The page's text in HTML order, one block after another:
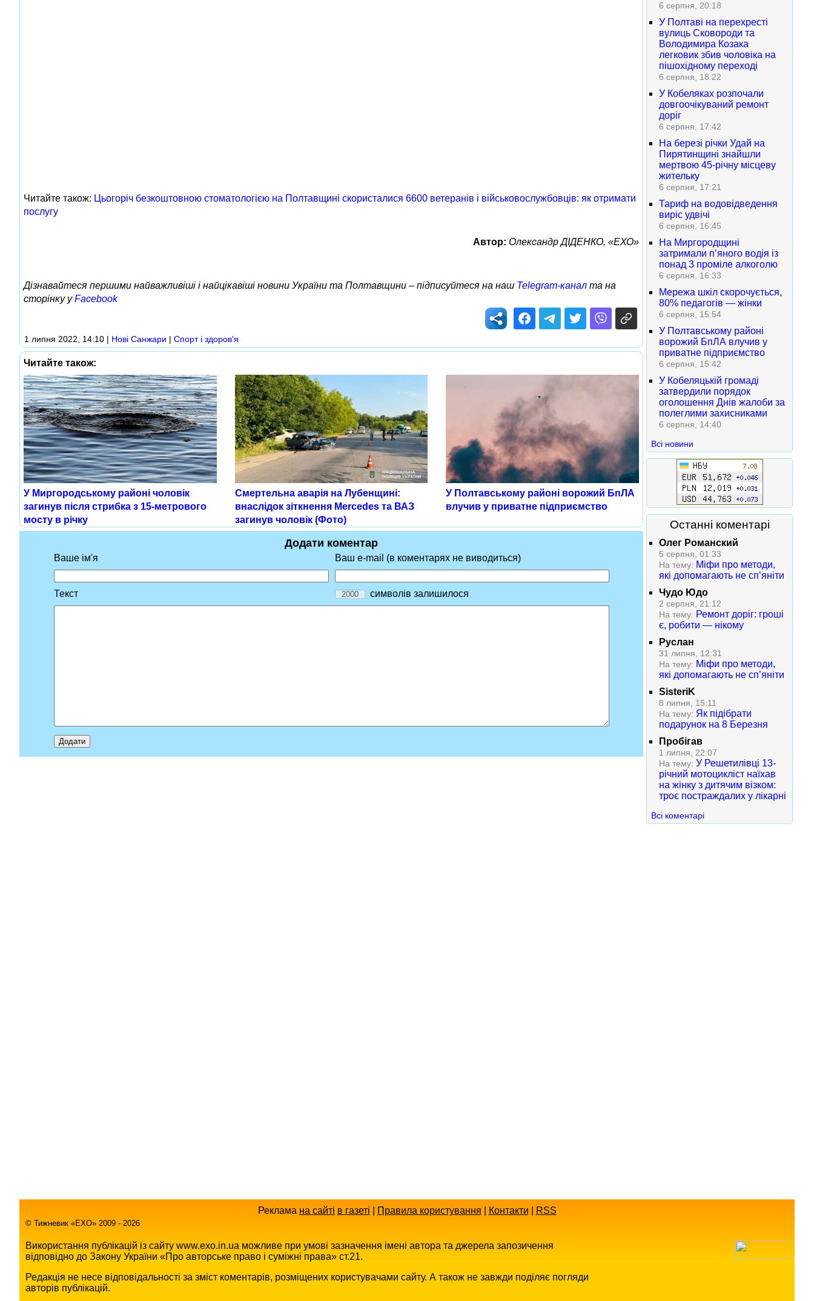
Читайте також: Цьогоріч безкоштовною стоматологією на Полтавщині скористалися 6600 ветеранів і військовослужбовців: як отримати
послугу
Автор: Олександр ДІДЕНКО, «ЕХО»
Дізнавайтеся першими найважливіші і найцікавіші новини України та Полтавщини – підписуйтеся на наш Telegram-канал та на
сторінку уFacebook
1 липня 2022, 14:10 | Нові Cанжари | Спорт і здоров'я
Читайте також:
У Миргородському районі чоловік
загинув після стрибка з 15-метрового
мосту в річку
Смертельна аварія на Лубенщині:
внаслідок зіткнення Mercedes та ВАЗ
загинув чоловік (Фото)
У Полтавському районі ворожий БпЛА
влучив у приватне підприємство
Додати коментар
Ваше ім'я Ваш e-mail (в коментарях не виводиться)
Текст символів залишилося
6 серпня, 20:18
У Полтаві на перехресті
вулиць Сковороди та
Володимира Козака
легковик збив чоловіка на
пішохідному переході
6 серпня, 18:22
У Кобеляках розпочали
довгоочікуваний ремонт
доріг
6 серпня, 17:42
На березі річки Удай на
Пирятинщині знайшли
мертвою 45-річну місцеву
жительку
6 серпня, 17:21
Тариф на водовідведення
виріс удвічі
6 серпня, 16:45
На Миргородщині
затримали п’яного водія із
понад 3 проміле алкоголю
6 серпня, 16:33
Мережа шкіл скорочується,
80% педагогів — жінки
6 серпня, 15:54
У Полтавському районі
ворожий БпЛА влучив у
приватне підприємство
6 серпня, 15:42
У Кобеляцькій громаді
затвердили порядок
оголошення Днів жалоби за
полеглими захисниками
6 серпня, 14:40
Всі новини
Останні коментарі
Олег Романский
5 серпня, 01:33
На тему: Міфи про методи,
які допомагають не сп’яніти
Чудо Юдо
2 серпня, 21:12
На тему: Ремонт доріг: гроші
є, робити — нікому
Руслан
31 липня, 12:31
На тему: Міфи про методи,
які допомагають не сп’яніти
SisteriK
8 липня, 15:11
На тему: Як підібрати
подарунок на 8 Березня
Пробігав
1 липня, 22:07
На тему: У Решетилівці 13-
річний мотоцикліст наїхав
на жінку з дитячим візком:
троє постраждалих у лікарні
Всі коментарі
Реклама на сайті в газеті Правила користування Контакти RSS
© Тижневик «EХO» 2009 - 2026
Використання публікацій із сайту www.exo.in.ua можливе при умові зазначення імені автора та джерела запозичення
відповідно до Закону України «Про авторське право і суміжні права» ст.21.
Редакція не несе відповідальності за зміст коментарів, розміщених користувачами сайту. А також не завжди поділяє погляди
авторів публікацій.